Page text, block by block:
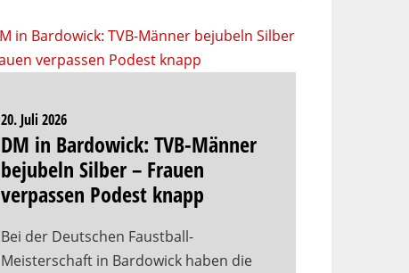
20. Juli 2026
DM in Bardowick: TVB-Männer
bejubeln Silber – Frauen
verpassen Podest knapp
Bei der Deutschen Faustball-
Meisterschaft in Bardowick haben die